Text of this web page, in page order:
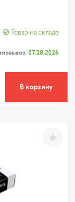
Товар на складе
07.08.2026
В корзину